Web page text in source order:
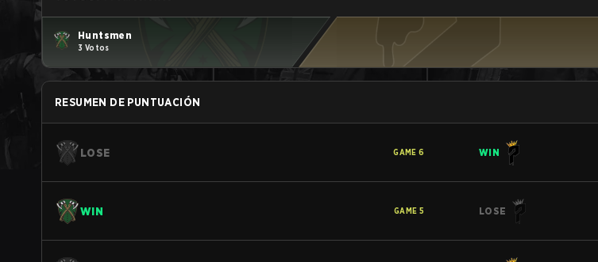
Huntsmen
3 Votos
RESUMEN DE PUNTUACIÓN
LOSE GAME 6 WIN
WIN GAME 5 LOSE